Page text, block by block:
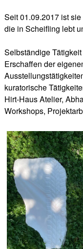
Seit 01.09.2017 ist
die in Scheifling lebt
Selbständige
Erschaffen der
kuratorische
Hirt-Haus Atelier,
Workshops,